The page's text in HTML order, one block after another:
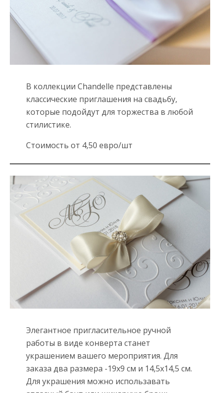
В коллекции Chandelle представлены
классические приглашения на свадьбу,
которые подойдут для торжества в любой
стилистике.
Стоимость от 4,50 евро/шт
Элегантное пригласительное ручной
работы в виде конверта станет
украшением вашего мероприятия. Для
заказа два размера -19х9 см и 14,5х14,5 см.
Для украшения можно использавать